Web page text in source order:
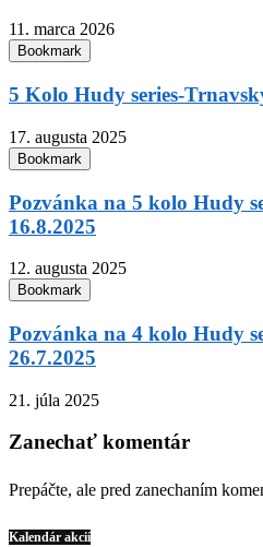
11. marca 2026
Bookmark
5 Kolo Hudy series-
17. augusta 2025
Bookmark
Pozvánka na 5 kolo Hudy
16.8.2025
12. augusta 2025
Bookmark
Pozvánka na 4 kolo Hudy
26.7.2025
21. júla 2025
Zanechať komentár
Prepáčte, ale pred zanechaním
Kalendár akcií